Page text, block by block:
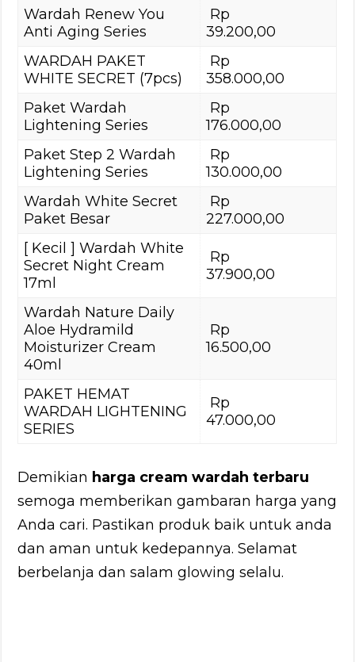
Wardah Renew You
Anti Aging Series
Rp
39.200,00
WARDAH PAKET
WHITE SECRET (7pcs)
Rp
358.000,00
Paket Wardah
Lightening Series
Rp
176.000,00
Paket Step 2 Wardah
Lightening Series
Rp
130.000,00
Wardah White Secret
Paket Besar
Rp
227.000,00
[ Kecil ] Wardah White
Secret Night Cream
17ml
Rp
37.900,00
Wardah Nature Daily
Aloe Hydramild
Moisturizer Cream
40ml
Rp
16.500,00
PAKET HEMAT
WARDAH LIGHTENING
SERIES
Rp
47.000,00
Demikian harga cream wardah terbaru
semoga memberikan gambaran harga yang
Anda cari. Pastikan produk baik untuk anda
dan aman untuk kedepannya. Selamat
berbelanja dan salam glowing selalu.